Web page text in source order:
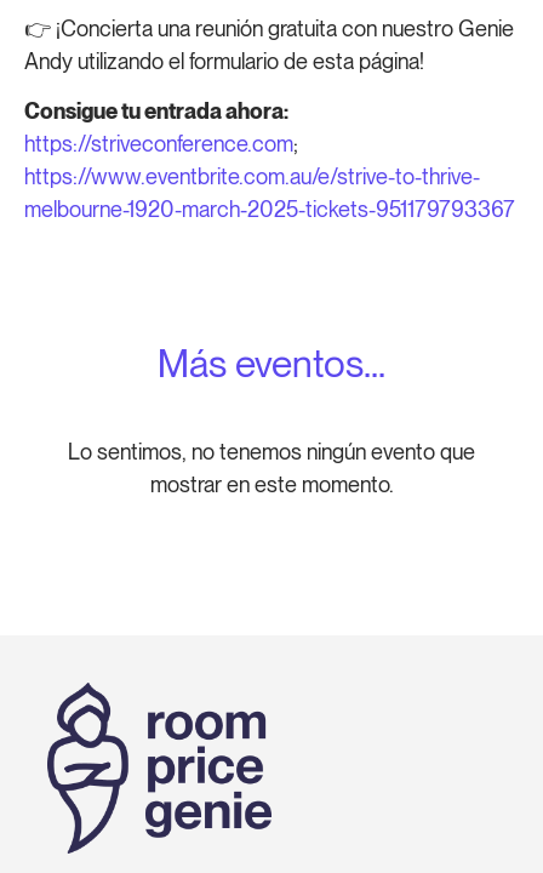
👉 ¡Concierta una reunión gratuita con nuestro Genie
Andy utilizando el formulario de esta página!
Consigue tu entrada ahora:
https://striveconference.com;
https://www.eventbrite.com.au/e/strive-to-thrive-
melbourne-1920-march-2025-tickets-951179793367
Más eventos...
Lo sentimos, no tenemos ningún evento que
mostrar en este momento.